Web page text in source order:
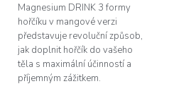
Magnesium DRINK 3 formy
hořčíku v mangové verzi
představuje revoluční způsob,
jak doplnit hořčík do vašeho
těla s maximální účinností a
příjemným zážitkem.